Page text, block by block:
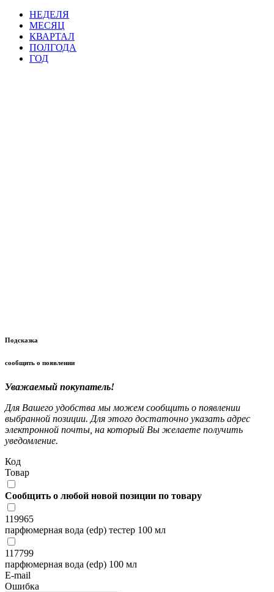
НЕДЕЛЯ
МЕСЯЦ
КВАРТАЛ
ПОЛГОДА
ГОД
Подсказка
сообщить о появлении
Уважаемый покупатель!
Для Вашего удобства мы можем сообщить о появлении
выбранной позиции. Для этого достаточно указать адрес
электронной почты, на который Вы желаете получить
уведомление.
Код
Товар
Сообщить о любой новой позиции по товару
119965
парфюмерная вода (edp) тестер 100 мл
117799
парфюмерная вода (edp) 100 мл
E-mail
Ошибка